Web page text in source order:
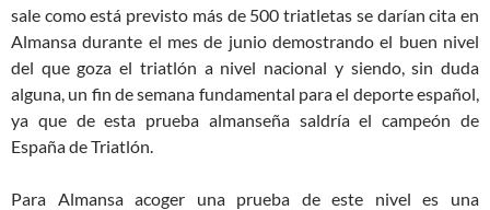
sale como está previsto más de 500 triatletas se darían cita en
Almansa durante el mes de junio demostrando el buen nivel
del que goza el triatlón a nivel nacional y siendo, sin duda
alguna, un fin de semana fundamental para el deporte español,
ya que de esta prueba almanseña saldría el campeón de
España de Triatlón.
Para Almansa acoger una prueba de este nivel es una